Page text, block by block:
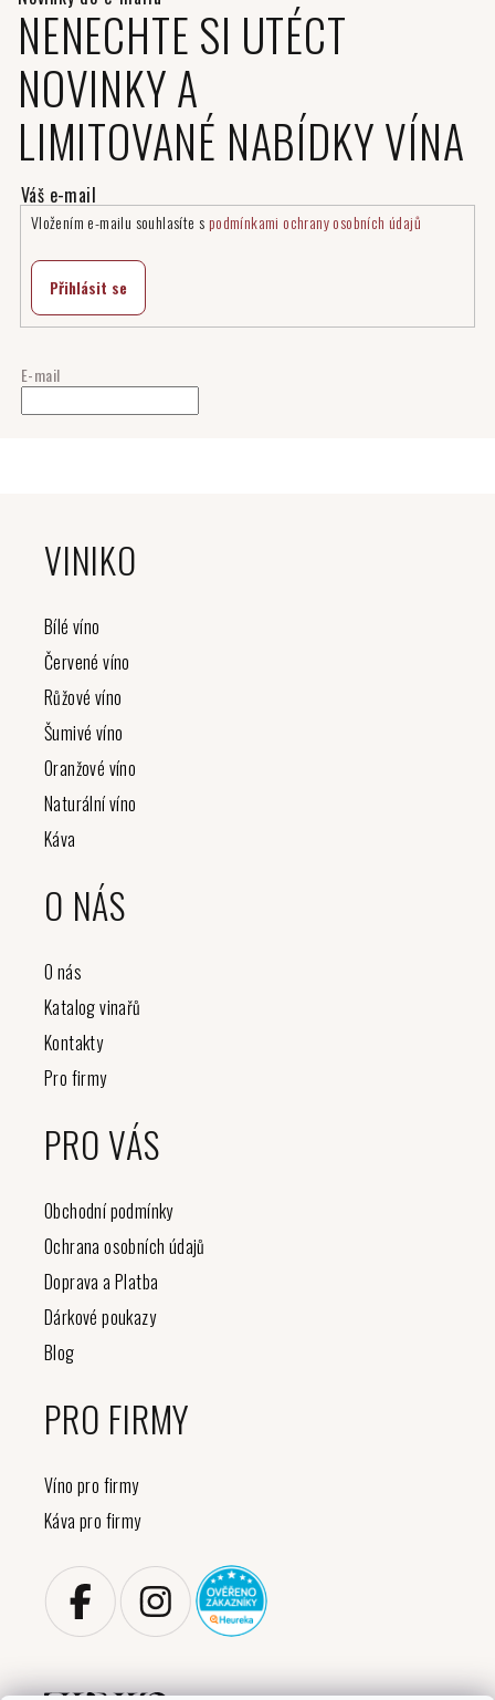
NENECHTE SI UTÉCT
NOVINKY A
LIMITOVANÉ NABÍDKY VÍNA
E-mail
Vložením e-mailu souhlasíte s podmínkami ochrany osobních údajů
Přihlásit se
VINIKO
Bílé víno
Červené víno
Růžové víno
Šumivé víno
Oranžové víno
Naturální víno
Káva
O NÁS
O nás
Katalog vinařů
Kontakty
Pro firmy
PRO VÁS
Obchodní podmínky
Ochrana osobních údajů
Doprava a Platba
Dárkové poukazy
Blog
PRO FIRMY
Víno pro firmy
Káva pro firmy